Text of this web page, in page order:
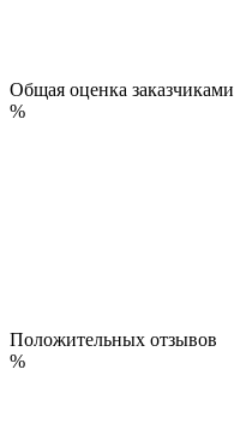
Общая оценка заказчиками
%
Положительных отзывов
%